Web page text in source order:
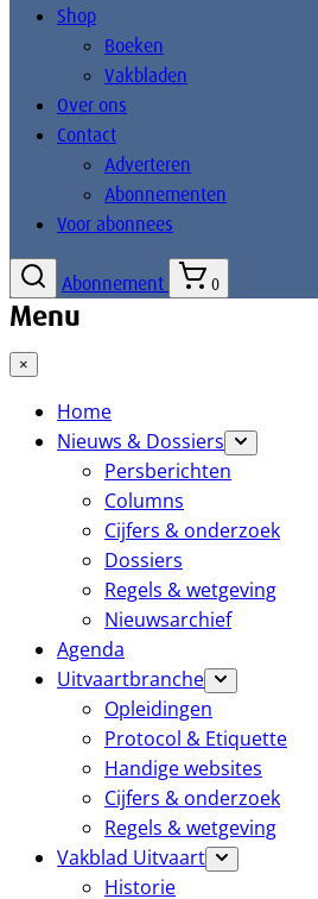
Shop
Boeken
Vakbladen
Over ons
Contact
Adverteren
Abonnementen
Voor abonnees
Abonnement 0
Menu
×
Home
Nieuws & Dossiers
Persberichten
Columns
Cijfers & onderzoek
Dossiers
Regels & wetgeving
Nieuwsarchief
Agenda
Uitvaartbranche
Opleidingen
Protocol & Etiquette
Handige websites
Cijfers & onderzoek
Regels & wetgeving
Vakblad Uitvaart
Historie